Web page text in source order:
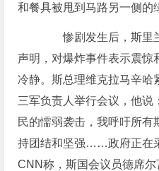
和餐具被甩到马路另一侧的
惨剧发生后，斯里兰
声明，对爆炸事件表示震惊
冷静。斯总理维克拉马辛哈
三军负责人举行会议，他说
民的懦弱袭击，我呼吁所有
持团结和坚强……政府正在
CNN称，斯国会议员德席